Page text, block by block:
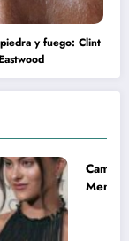
y fuego: Clint
Camila
Mendes